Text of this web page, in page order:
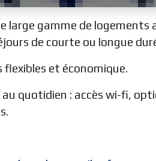
large gamme de logements
de courte ou longue
et économique.
quotidien : accès wi-fi,